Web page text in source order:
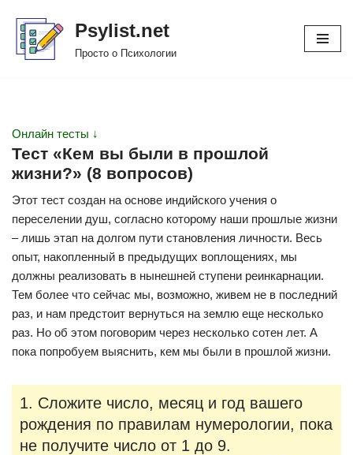
Перейти
Psylist.net
Просто о Психологии
Онлайн тесты ↓
Тест «Кем вы были в прошлой
жизни?» (8 вопросов)
Этот тест создан на основе индийского учения о
переселении душ, согласно которому наши прошлые жизни
– лишь этап на долгом пути становления личности. Весь
опыт, накопленный в предыдущих воплощениях, мы
должны реализовать в нынешней ступени реинкарнации.
Тем более что сейчас мы, возможно, живем не в последний
раз, и нам предстоит вернуться на землю еще несколько
раз. Но об этом поговорим через несколько сотен лет. А
пока попробуем выяснить, кем мы были в прошлой жизни.
1. Сложите число, месяц и год вашего
рождения по правилам нумерологии, пока
не получите число от 1 до 9.